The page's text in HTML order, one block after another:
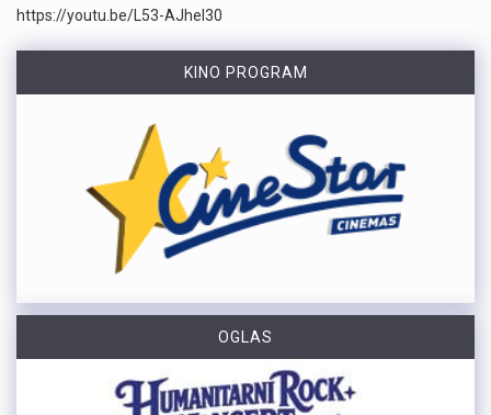
https://youtu.be/L53-AJhel30
KINO PROGRAM
OGLAS